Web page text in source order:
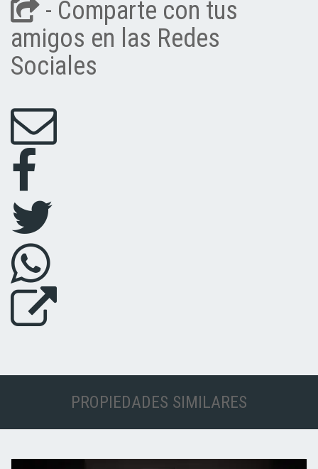
- Comparte con tus
amigos en las Redes
Sociales
PROPIEDADES SIMILARES